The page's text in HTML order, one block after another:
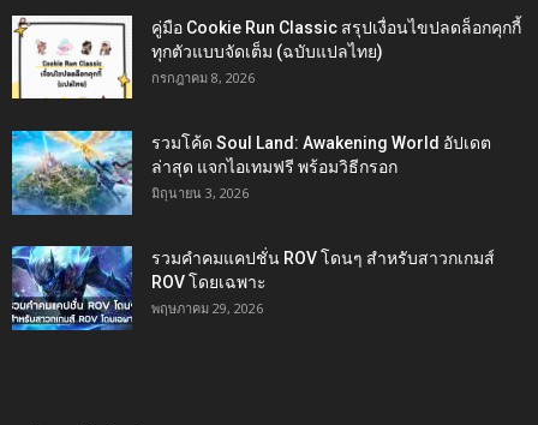
คู่มือ Cookie Run Classic สรุปเงื่อนไขปลดล็อกคุกกี้
ทุกตัวแบบจัดเต็ม (ฉบับแปลไทย)
กรกฎาคม 8, 2026
รวมโค้ด Soul Land: Awakening World อัปเดต
ล่าสุด แจกไอเทมฟรี พร้อมวิธีกรอก
มิถุนายน 3, 2026
รวมคำคมแคปชั่น ROV โดนๆ สำหรับสาวกเกมส์
ROV โดยเฉพาะ
พฤษภาคม 29, 2026